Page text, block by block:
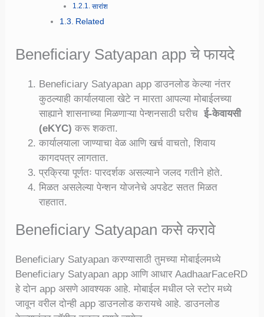
सारांश
Related
Beneficiary Satyapan app चे फायदे
Beneficiary Satyapan app डाउनलोड केल्या नंतर
कुठल्याही कार्यालयाला खेटे न मारता आपल्या मोबाईलच्या
साह्याने शासनाच्या मिळणाऱ्या पेन्शनसाठी घरीचई-केवायसी
(eKYC) करू शकता.
कार्यालयाला जाण्याचा वेळ आणि खर्च वाचतो, शिवाय
कागदपत्र लागतात.
प्रक्रिया पूर्णतः पारदर्शक असल्याने जलद गतीने होते.
मिळत असलेल्या पेन्शन योजनेचे अपडेट सतत मिळत
राहतात.
Beneficiary Satyapan कसे करावे
Beneficiary Satyapan करण्यासाठी तुमच्या मोबाईलमध्ये
Beneficiary Satyapan app आणि आधार AadhaarFaceRD
हे दोन app असणे आवश्यक आहे. मोबाईल मधील प्ले स्टोर मध्ये
जावून वरील दोन्ही app डाउनलोड करायचे आहे. डाउनलोड